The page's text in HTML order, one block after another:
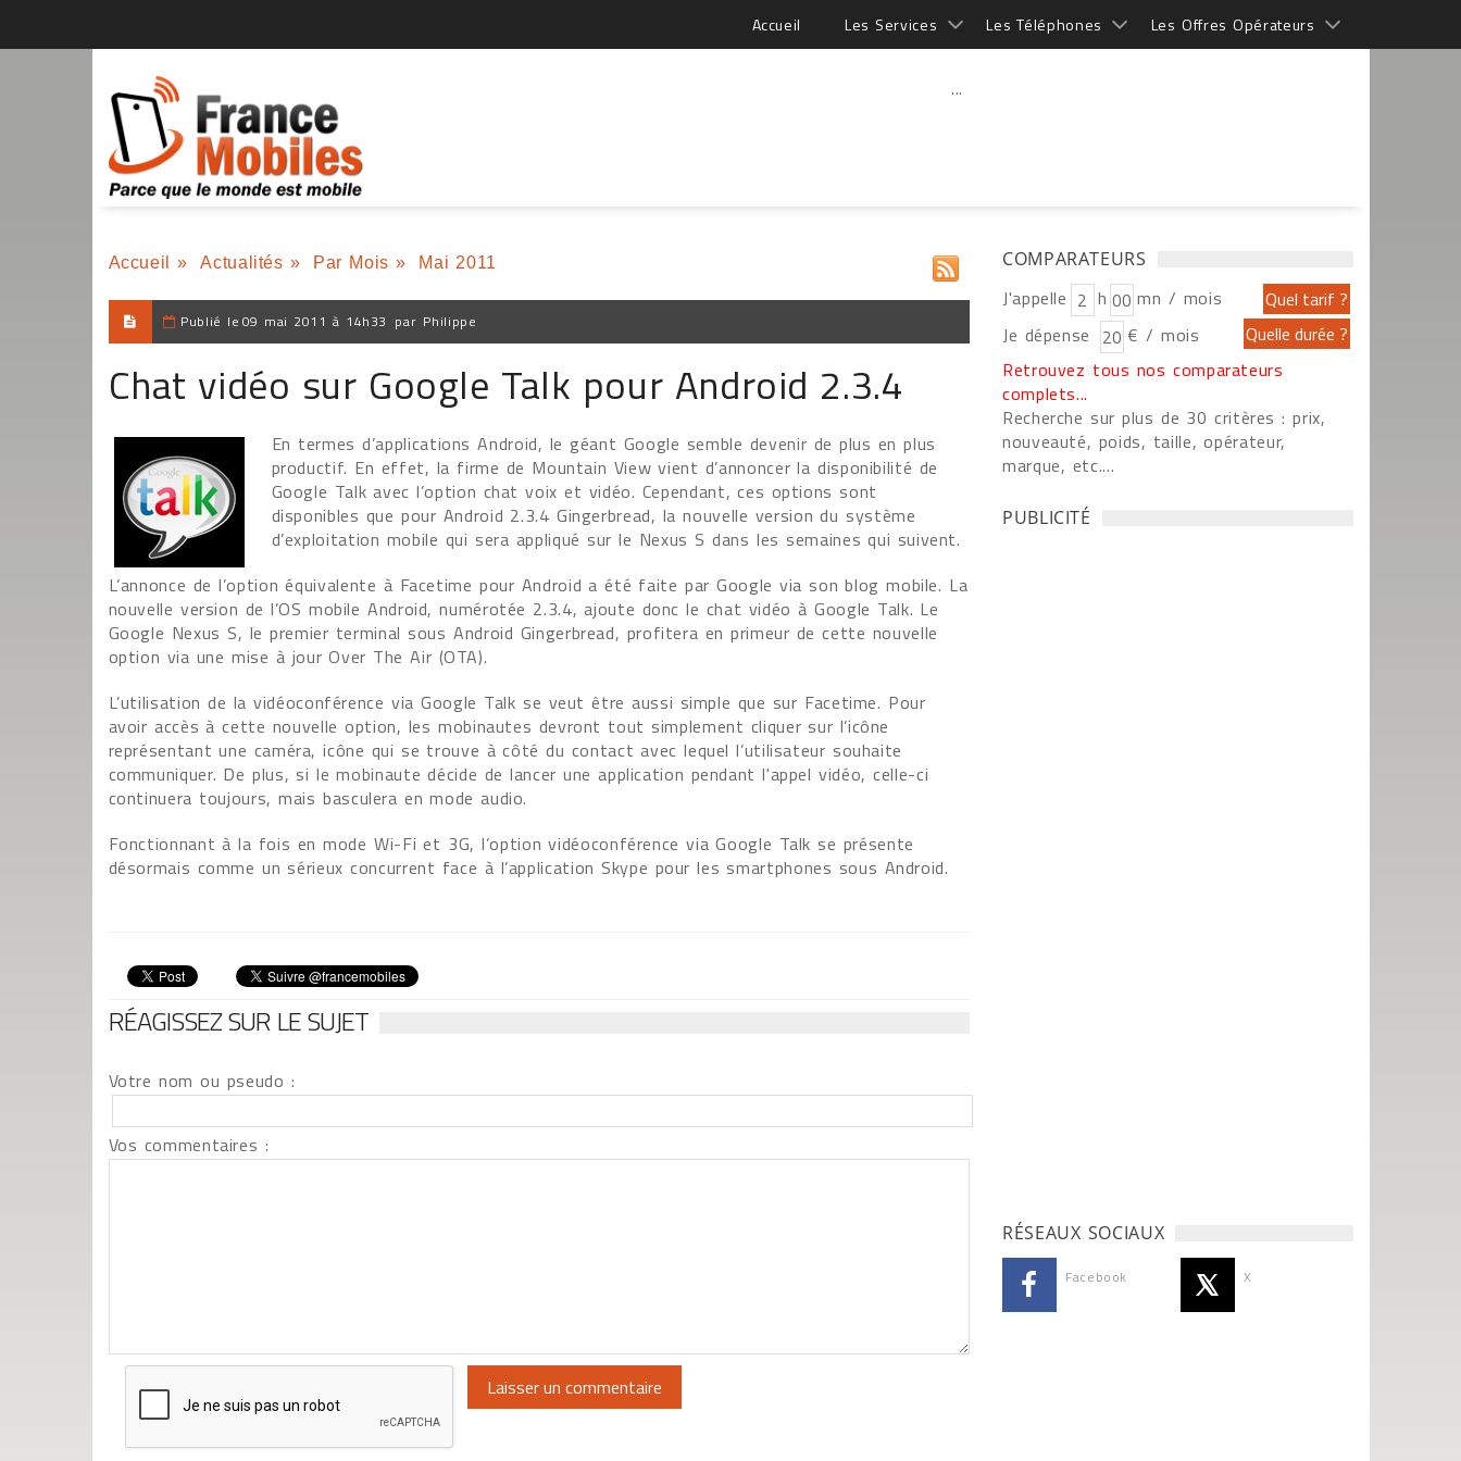
Accueil Les Services Les Téléphones Les Offres Opérateurs
...
Accueil » Actualités » Par Mois » Mai 2011
Publié le 09 mai 2011 à 14h33 par Philippe
Chat vidéo sur Google Talk pour Android 2.3.4
En termes d’applications Android, le géant Google semble devenir de plus en plus
productif. En effet, la firme de Mountain View vient d’annoncer la disponibilité de
Google Talk avec l’option chat voix et vidéo. Cependant, ces options sont
disponibles que pour Android 2.3.4 Gingerbread, la nouvelle version du système
d’exploitation mobile qui sera appliqué sur le Nexus S dans les semaines qui suivent.
L’annonce de l’option équivalente à Facetime pour Android a été faite par Google via son blog mobile. La
nouvelle version de l’OS mobile Android, numérotée 2.3.4, ajoute donc le chat vidéo à Google Talk. Le
Google Nexus S, le premier terminal sous Android Gingerbread, profitera en primeur de cette nouvelle
option via une mise à jour Over The Air (OTA).
L’utilisation de la vidéoconférence via Google Talk se veut être aussi simple que sur Facetime. Pour
avoir accès à cette nouvelle option, les mobinautes devront tout simplement cliquer sur l’icône
représentant une caméra, icône qui se trouve à côté du contact avec lequel l’utilisateur souhaite
communiquer. De plus, si le mobinaute décide de lancer une application pendant l'appel vidéo, celle-ci
continuera toujours, mais basculera en mode audio.
Fonctionnant à la fois en mode Wi-Fi et 3G, l’option vidéoconférence via Google Talk se présente
désormais comme un sérieux concurrent face à l’application Skype pour les smartphones sous Android.
RÉAGISSEZ SUR LE SUJET
Votre nom ou pseudo :
Vos commentaires :
COMPARATEURS
J'appelle h
mn / mois
Je dépense
€ / mois
Retrouvez tous nos comparateurs
complets...
Recherche sur plus de 30 critères : prix,
nouveauté, poids, taille, opérateur,
marque, etc....
PUBLICITÉ
RÉSEAUX SOCIAUX
Facebook X